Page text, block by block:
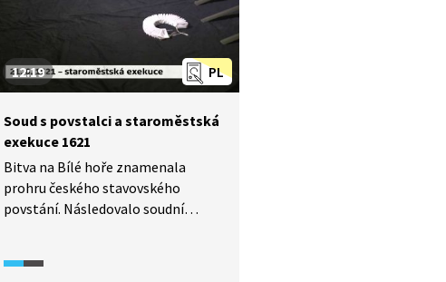
například Kryštof Harant z Polžic
a Bezdružic nebo Jan Jessenius.
Podívejte se na osudy několika
méně známých popravených.
PL
12:19
Soud s povstalci a staroměstská
exekuce 1621
Bitva na Bílé hoře znamenala
prohru českého stavovského
povstání. Následovalo soudní
Výsledkem bylo rozhodnutí o 28